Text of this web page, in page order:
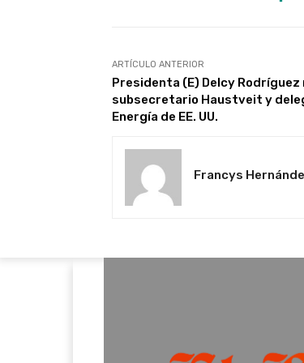
ARTÍCULO ANTERIOR
Presidenta (E) Delcy Rodríguez
subsecretario Haustveit y
Energía de EE. UU.
Francys